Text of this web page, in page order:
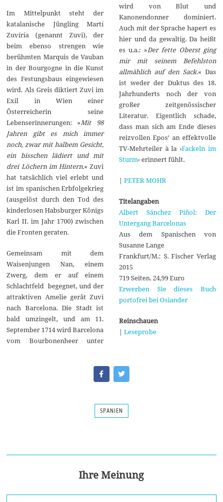
Im Mittelpunkt steht der
katalanische Jüngling Martí
Zuvíría (genannt Zuvi), der
beim ebenso strengen wie
berühmten Marquis de Vauban
in der Bourgogne in die Kunst
des Festungsbaus eingewiesen
wird. Als Greis diktiert Zuvi im
Exil in Wien einer
Österreicherin seine
Lebenserinnerungen: »Mit 98
Jahren gibt es mich immer
noch, zwar mit halbem Gesicht,
ein bisschen lädiert und mit
drei Löchern im Hintern.« Zuvi
hat tatsächlich viel erlebt und
ist im spanischen Erbfolgekrieg
(ausgelöst durch den Tod des
kinderlosen Habsburger Königs
Karl II. im Jahr 1700) zwischen
die Fronten geraten.
Gemeinsam mit dem
Waisenjungen Nan, einem
Zwerg, dem er auf einem
Schlachtfeld begegnet, und der
attraktiven Amelie gerät Zuvi
nach Barcelona. Die Stadt ist
bald umzingelt, und am 11.
September 1714 wird Barcelona
vom Bourbonenheer unter
wird von Blut und
Kanonendonner dominiert.
Auch mit der Sprache hapert es
hier und da gewaltig. Da heißt
es u.a.: »Der fette Oberst ging
mir mit seinem Befehlston
allmählich auf den Sack.« Das
ist weder der Duktus des 18.
Jahrhunderts noch der von
großer zeitgenössischer
Literatur. Eigentlich schade,
dass man sich am Ende dieses
reizvollen Epos’ an effektvolle
TV-Mehrteiler à la ›Fackeln im
Sturm‹ erinnert fühlt.
| PETER MOHR
Titelangaben
Albert Sánchez Piñol: Der
Untergang Barcelonas
Aus dem Spanischen von
Susanne Lange
Frankfurt/M.: S. Fischer Verlag
2015
719 Seiten. 24,99 Euro
Erwerben Sie dieses Buch
portofrei bei Osiander
Reinschauen
| Leseprobe
SPANIEN
Ihre Meinung